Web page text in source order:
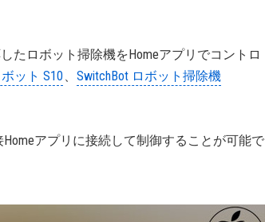
たロボット掃除機をHomeアプリでコントロ
ット S10 、 SwitchBot ロボット掃除機
アプリに接続して制御することが可能で